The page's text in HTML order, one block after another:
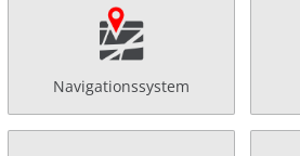
Navigationssystem